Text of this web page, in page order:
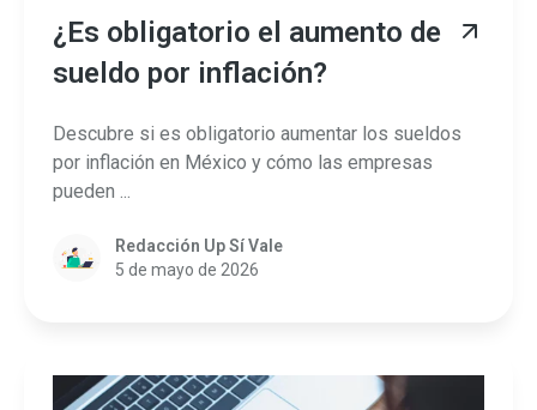
¿Es obligatorio el aumento de
sueldo por inflación?
Descubre si es obligatorio aumentar los sueldos
por inflación en México y cómo las empresas
pueden ...
Redacción Up Sí Vale
5 de mayo de 2026